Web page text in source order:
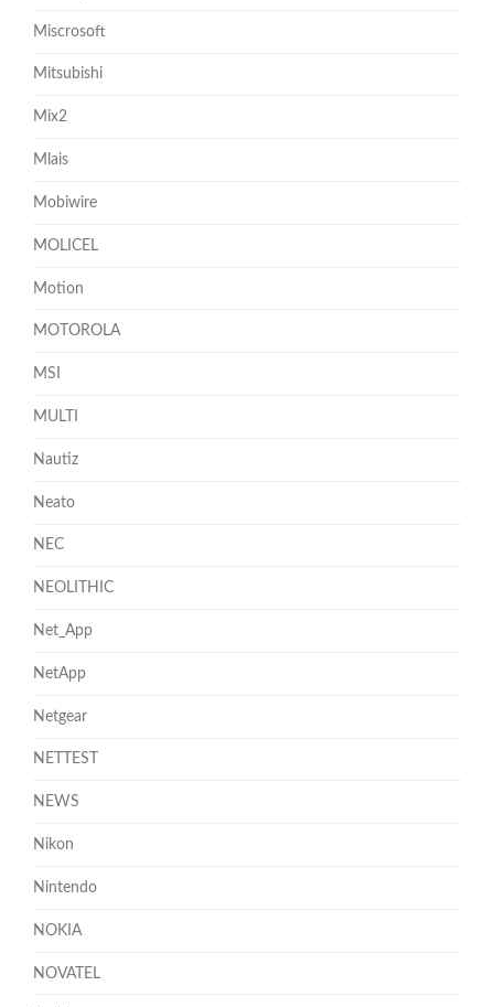
Miscrosoft
Mitsubishi
Mix2
Mlais
Mobiwire
MOLICEL
Motion
MOTOROLA
MSI
MULTI
Nautiz
Neato
NEC
NEOLITHIC
Net_App
NetApp
Netgear
NETTEST
NEWS
Nikon
Nintendo
NOKIA
NOVATEL